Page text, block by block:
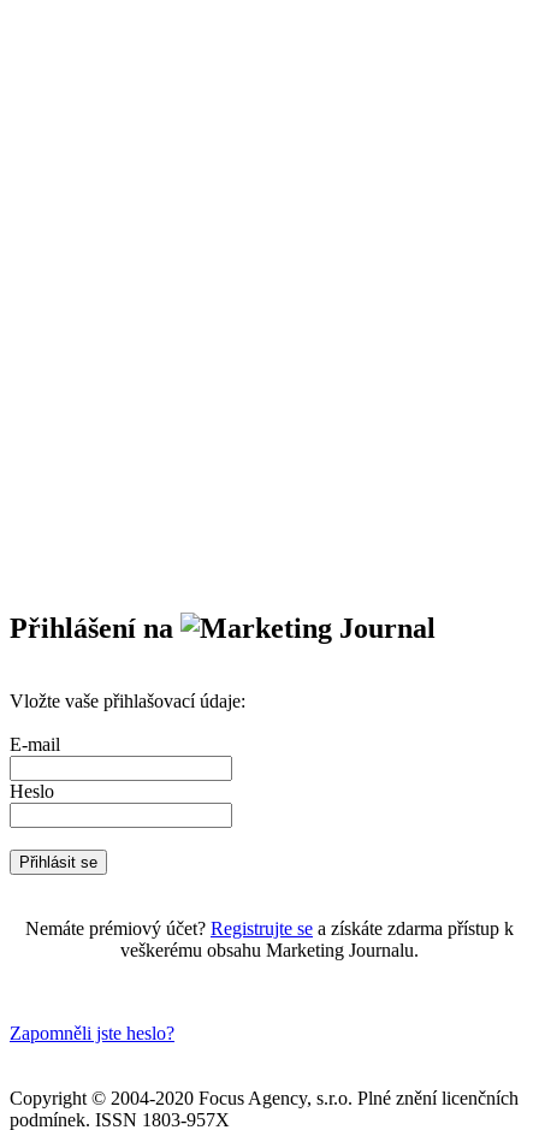
Přihlášení na
Vložte vaše přihlašovací údaje:
E-mail
Heslo
Nemáte prémiový účet? Registrujte se a získáte zdarma přístup k
veškerému obsahu Marketing Journalu.
Zapomněli jste heslo?
Copyright © 2004-2020 Focus Agency, s.r.o. Plné znění licenčních
podmínek. ISSN 1803-957X